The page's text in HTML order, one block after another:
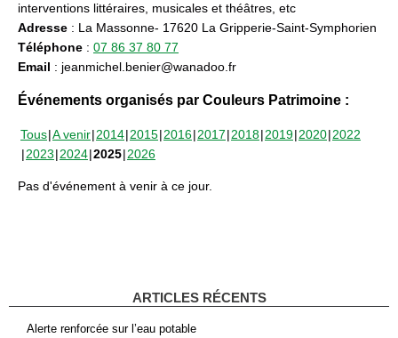
interventions littéraires, musicales et théâtres, etc
Adresse : La Massonne- 17620 La Gripperie-Saint-Symphorien
Téléphone : 07 86 37 80 77
Email : jeanmichel.benier@wanadoo.fr
Événements organisés par Couleurs Patrimoine :
Tous A venir 2014 2015 2016 2017 2018 2019 2020 2022
2023 2024 2025 2026
Pas d'événement à venir à ce jour.
ARTICLES RÉCENTS
Alerte renforcée sur l’eau potable